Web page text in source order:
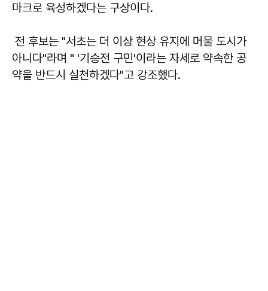
마크로 육성하겠다는 구상이다.
전 후보는 "서초는 더 이상 현상 유지에 머물 도시가
아니다"라며 " '기승전 구민'이라는 자세로 약속한 공
약을 반드시 실천하겠다"고 강조했다.